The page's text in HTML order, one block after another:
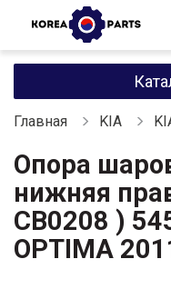
Главная KIA
Опора
нижняя
CB0208 )
OPTIMA